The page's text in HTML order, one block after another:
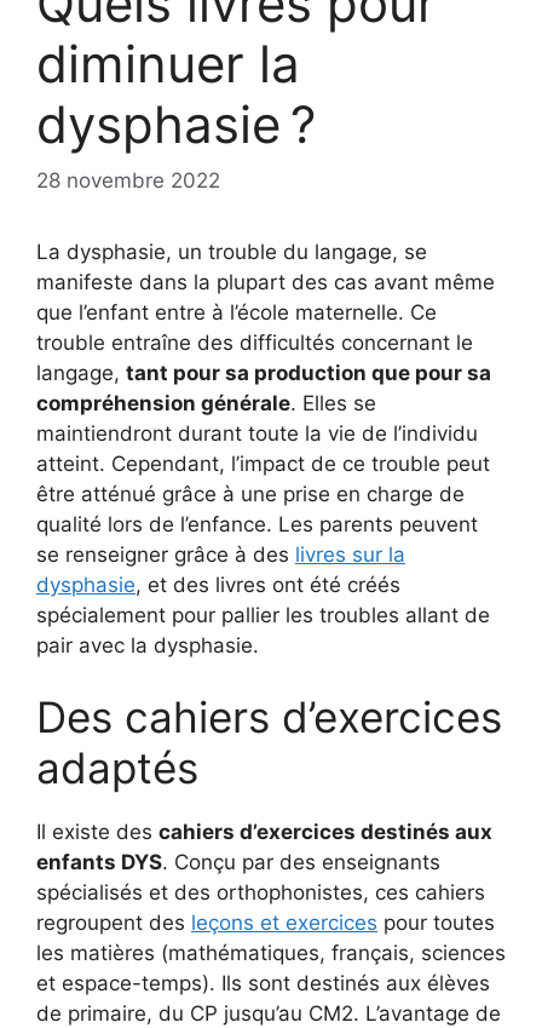
diminuer la
dysphasie ?
28 novembre 2022
La dysphasie, un trouble du langage, se
manifeste dans la plupart des cas avant même
que l’enfant entre à l’école maternelle. Ce
trouble entraîne des difficultés concernant le
langage, tant pour sa production que pour sa
compréhension générale. Elles se
maintiendront durant toute la vie de l’individu
atteint. Cependant, l’impact de ce trouble peut
être atténué grâce à une prise en charge de
qualité lors de l’enfance. Les parents peuvent
se renseigner grâce à des livres sur la
dysphasie, et des livres ont été créés
spécialement pour pallier les troubles allant de
pair avec la dysphasie.
Des cahiers d’exercices
adaptés
Il existe des cahiers d’exercices destinés aux
enfants DYS. Conçu par des enseignants
spécialisés et des orthophonistes, ces cahiers
regroupent des leçons et exercices pour toutes
les matières (mathématiques, français, sciences
et espace-temps). Ils sont destinés aux élèves
de primaire, du CP jusqu’au CM2. L’avantage de